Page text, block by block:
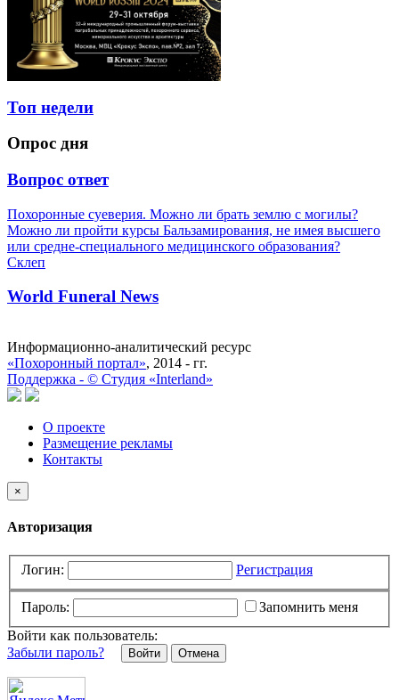
Топ недели
Опрос дня
Вопрос ответ
Похоронные суеверия. Можно ли брать землю с могилы?
Можно ли пройти курсы Бальзамирования, не имея высшего
или средне-специального медицинского образования?
Склеп
World Funeral News
Информационно-аналитический ресурс
«Похоронный портал», 2014 - гг.
Поддержка - © Cтудия «Interland»
О проекте
Размещение рекламы
Контакты
×
Авторизация
Логин: Регистрация
Пароль:
Запомнить меня
Войти как пользователь:
Забыли пароль?
Отмена